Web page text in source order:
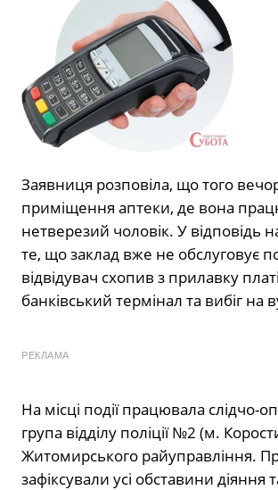
Заявниця розповіла, що того
приміщення аптеки, де вона
нетверезий чоловік. У відповідь
те, що заклад вже не обслуговує
відвідувач схопив з прилавку
банківський термінал та вибіг на
РЕКЛАМА
На місці події працювала слідчо-
група відділу поліції №2 (м.
Житомирського райуправління.
зафіксували усі обставини діяння